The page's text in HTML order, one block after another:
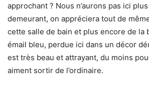
approchant ? Nous n’aurons pas ici
demeurant, on appréciera tout de
cette salle de bain et plus encore de la
émail bleu, perdue ici dans un décor
est très beau et attrayant, du moins
aiment sortir de l’ordinaire.